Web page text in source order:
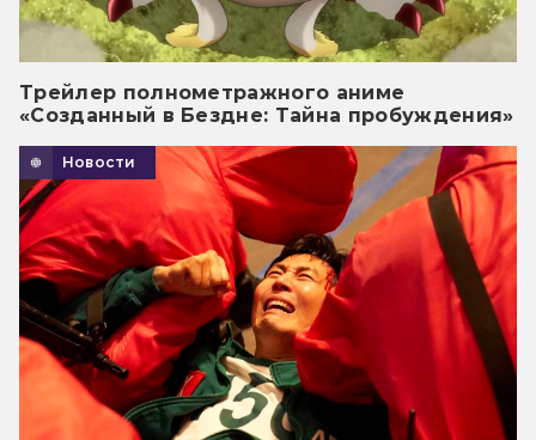
Трейлер полнометражного аниме
«Созданный в Бездне: Тайна пробуждения»
Новости